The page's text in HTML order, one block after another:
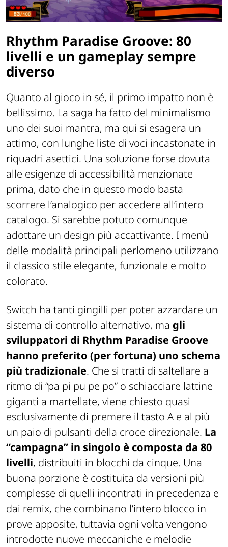
Rhythm Paradise Groove: 80
livelli e un gameplay sempre
diverso
Quanto al gioco in sé, il primo impatto non è
bellissimo. La saga ha fatto del minimalismo
uno dei suoi mantra, ma qui si esagera un
attimo, con lunghe liste di voci incastonate in
riquadri asettici. Una soluzione forse dovuta
alle esigenze di accessibilità menzionate
prima, dato che in questo modo basta
scorrere l’analogico per accedere all’intero
catalogo. Si sarebbe potuto comunque
adottare un design più accattivante. I menù
delle modalità principali perlomeno utilizzano
il classico stile elegante, funzionale e molto
colorato.
Switch ha tanti gingilli per poter azzardare un
sistema di controllo alternativo, ma gli
sviluppatori di Rhythm Paradise Groove
hanno preferito (per fortuna) uno schema
più tradizionale. Che si tratti di saltellare a
ritmo di “pa pi pu pe po” o schiacciare lattine
giganti a martellate, viene chiesto quasi
esclusivamente di premere il tasto A e al più
un paio di pulsanti della croce direzionale. La
“campagna” in singolo è composta da 80
livelli, distribuiti in blocchi da cinque. Una
buona porzione è costituita da versioni più
complesse di quelli incontrati in precedenza e
dai remix, che combinano l’intero blocco in
prove apposite, tuttavia ogni volta vengono
introdotte nuove meccaniche e melodie